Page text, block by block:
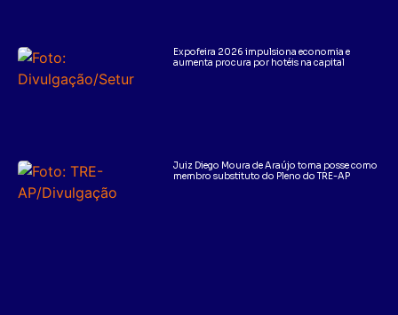
Expofeira 2026 impulsiona economia e
aumenta procura por hotéis na capital
Juiz Diego Moura de Araújo toma posse como
membro substituto do Pleno do TRE-AP